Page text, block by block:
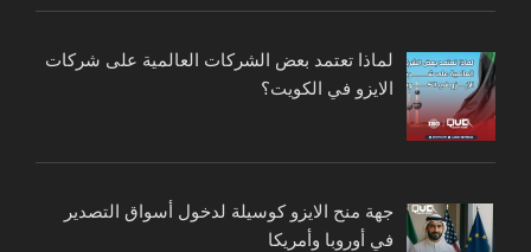
لماذا تعتمد بعض الشركات العالمية على شركات
الايزو في الكويت؟
جهة منح الايزو كوسيلة لدخول أسواق التصدير
في أوروبا وأمريكا